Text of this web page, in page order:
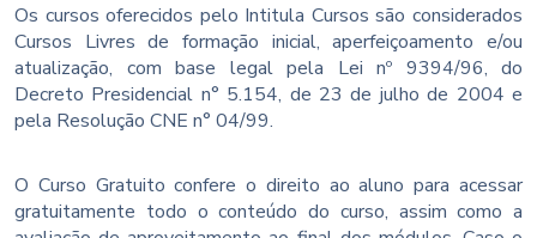
Os cursos oferecidos pelo Intitula Cursos são considerados
Cursos Livres de formação inicial, aperfeiçoamento e/ou
atualização, com base legal pela Lei nº 9394/96, do
Decreto Presidencial n° 5.154, de 23 de julho de 2004 e
pela Resolução CNE n° 04/99.
O Curso Gratuito confere o direito ao aluno para acessar
gratuitamente todo o conteúdo do curso, assim como a